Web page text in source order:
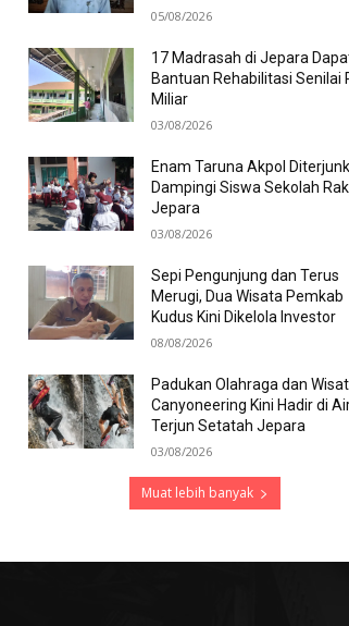
05/08/2026
17 Madrasah di Jepara
Bantuan Rehabilitasi Senilai
Miliar
03/08/2026
Enam Taruna Akpol
Dampingi Siswa Sekolah
Jepara
03/08/2026
Sepi Pengunjung dan Terus
Merugi, Dua Wisata Pemkab
Kudus Kini Dikelola Investor
08/08/2026
Padukan Olahraga dan
Canyoneering Kini Hadir di
Terjun Setatah Jepara
03/08/2026
Muat lebih banyak